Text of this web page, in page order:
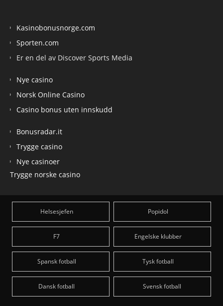
Kasinobonusnorge.com
Sporten.com
Er en del av Discover Sports Media
Nye casino
Norsk Online Casino
Casino bonus uten innskudd
Bonusradar.it
Trygge casino
Nye casinoer
Trygge norske casino
Helsesjefen Popidol
F7 Engelske klubber
Spansk fotball Tysk fotball
Dansk fotball Svensk fotball